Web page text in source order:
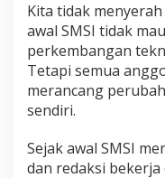
Kita tidak
awal SMSI tidak
perkembangan
Tetapi semua
merancang
sendiri.
Sejak awal SMSI
dan redaksi